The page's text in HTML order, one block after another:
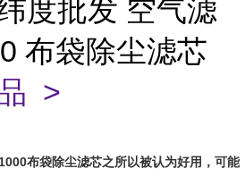
度批发 空气滤
布袋除尘滤芯
>
布袋除尘滤芯之所以被认为好用，可能